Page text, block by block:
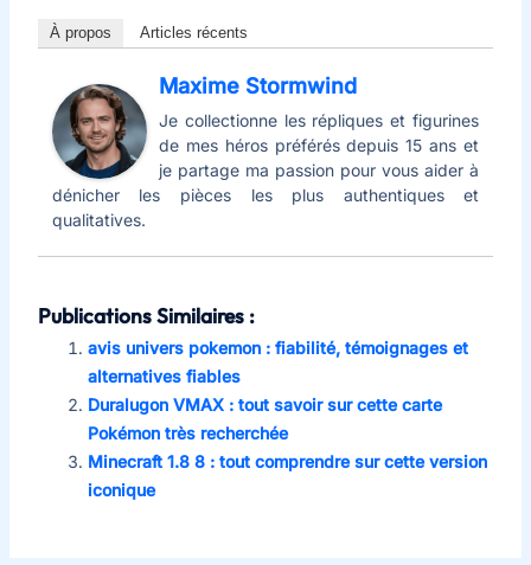
À propos Articles récents
Maxime Stormwind
Je collectionne les répliques et figurines
de mes héros préférés depuis 15 ans et
je partage ma passion pour vous aider à
dénicher les pièces les plus authentiques et
qualitatives.
Publications Similaires :
avis univers pokemon : fiabilité, témoignages et
alternatives fiables
Duralugon VMAX : tout savoir sur cette carte
Pokémon très recherchée
Minecraft 1.8 8 : tout comprendre sur cette version
iconique